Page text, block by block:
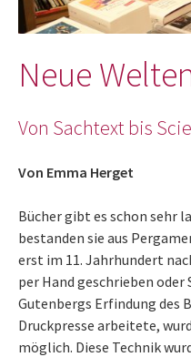
Neue
Von Sachtext bis
Von Emma Herget
Bücher gibt es schon sehr
bestanden sie aus
erst im 11. Jahrhundert
per Hand geschrieben
Gutenbergs Erfindung des
Druckpresse arbeitete,
möglich. Diese Technik